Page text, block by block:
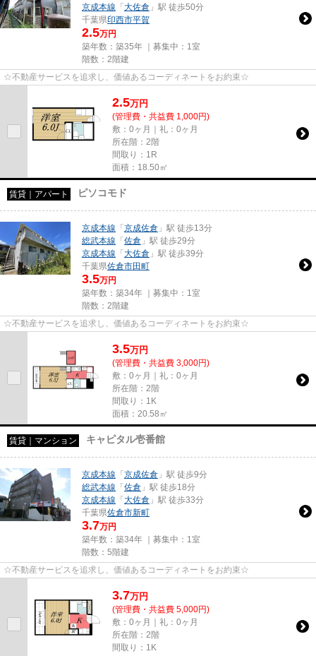
京成本線 「大佐倉 」駅 徒歩50分
千葉県印西市平賀
2.5万円
築年数：築35年 ｜募集中： 1室
階数：2階建
☆不動産サービスを追求し、価値あるコーディネートをお約束☆
2.5万円
(管理費・共益費 1,000円)
敷：0ヶ月｜礼：0ヶ月
所在階：2階
間取り：1R
面積：18.50㎡
賃貸｜アパート ピソコモド
京成本線 「京成佐倉 」駅 徒歩13分
総武本線 「佐倉 」駅 徒歩29分
京成本線 「大佐倉 」駅 徒歩39分
千葉県佐倉市田町
3.5万円
築年数：築34年 ｜募集中： 1室
階数：2階建
☆不動産サービスを追求し、価値あるコーディネートをお約束☆
3.5万円
(管理費・共益費 3,000円)
敷：0ヶ月｜礼：0ヶ月
所在階：2階
間取り：1K
面積：20.58㎡
賃貸｜マンション キャピタル壱番館
京成本線 「京成佐倉 」駅 徒歩9分
総武本線 「佐倉 」駅 徒歩18分
京成本線 「大佐倉 」駅 徒歩33分
千葉県佐倉市新町
3.7万円
築年数：築34年 ｜募集中： 1室
階数：5階建
☆不動産サービスを追求し、価値あるコーディネートをお約束☆
3.7万円
(管理費・共益費 5,000円)
敷：0ヶ月｜礼：0ヶ月
所在階：2階
間取り：1K